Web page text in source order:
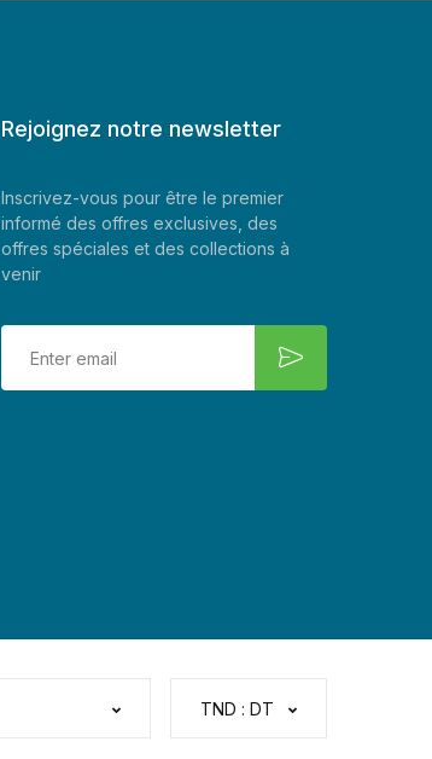
Rejoignez notre newsletter
Inscrivez-vous pour être le premier
informé des offres exclusives, des
offres spéciales et des collections à
venir
TND : DT